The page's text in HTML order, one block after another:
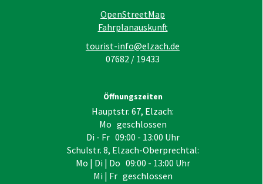
OpenStreetMap
Fahrplanauskunft
tourist-info@elzach.de
07682 / 19433
Öffnungszeiten
Hauptstr. 67, Elzach:
Mo geschlossen
Di - Fr 09:00 - 13:00 Uhr
Schulstr. 8, Elzach-Oberprechtal:
Mo | Di | Do 09:00 - 13:00 Uhr
Mi | Fr geschlossen